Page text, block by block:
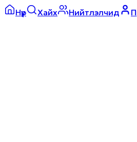
Нүүр Хайх Нийтлэлчид